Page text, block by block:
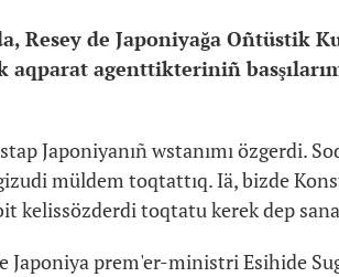
Resey de Japoniyağa Oñtüstik
aqparat agenttikteriniñ
Japoniyanıñ wstanımı özgerdi.
müldem toqtattıq. Iä, bizde
kelissözderdi toqtatu kerek dep
Japoniya prem'er-ministri Esihide